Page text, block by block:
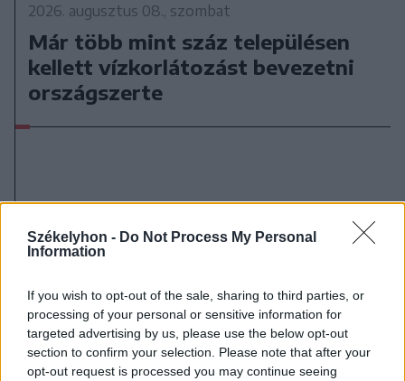
Székelyhon - Do Not Process My Personal
Information
If you wish to opt-out of the sale, sharing to third parties, or
processing of your personal or sensitive information for
targeted advertising by us, please use the below opt-out
section to confirm your selection. Please note that after your
opt-out request is processed you may continue seeing
2026. augusztus 08., szombat
Már több mint száz településen
kellett vízkorlátozást bevezetni
országszerte